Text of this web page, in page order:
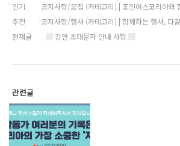
인기
공지사항/모집 (카테고리) | 조인어스코리아와
추천
공지사항/행사 (카테고리) | 함께하는 행사, 다
현재글
▒ 강연 초대문자 안내 사항 ▒
관련글